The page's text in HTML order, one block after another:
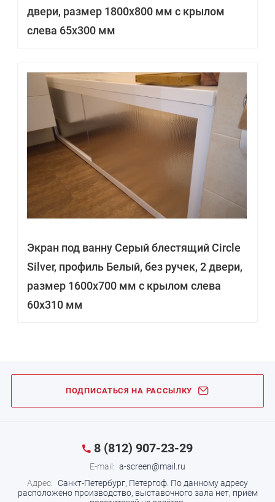
двери, размер 1800х800 мм с крылом
слева 65х300 мм
Экран под ванну Серый блестящий Circle
Silver, профиль Белый, без ручек, 2 двери,
размер 1600х700 мм с крылом слева
60х310 мм
ПОДПИСАТЬСЯ НА РАССЫЛКУ
8 (812) 907-23-29
E-mail: a-screen@mail.ru
Адрес:
Санкт-Петербург, Петергоф. По данному адресу
расположено производство, выставочного зала нет, приём